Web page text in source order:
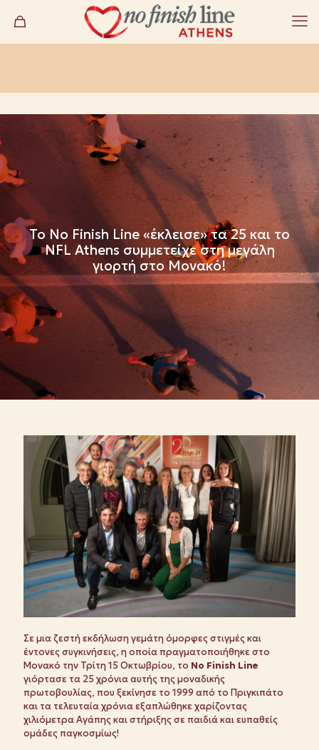
Το No Finish Line «έκλεισε» τα 25 και το
NFL Athens συμμετείχε στη μεγάλη
γιορτή στο Μονακό!
Σε μια ζεστή εκδήλωση γεμάτη όμορφες στιγμές και
έντονες συγκινήσεις, η οποία πραγματοποιήθηκε στο
Μονακό την Τρίτη 15 Οκτωβρίου, το No Finish Line
γιόρτασε τα 25 χρόνια αυτής της μοναδικής
πρωτοβουλίας, που ξεκίνησε το 1999 από το Πριγκιπάτο
και τα τελευταία χρόνια εξαπλώθηκε χαρίζοντας
χιλιόμετρα Αγάπης και στήριξης σε παιδιά και ευπαθείς
ομάδες παγκοσμίως!